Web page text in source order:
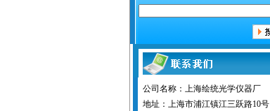
公司名称：上海绘统光学仪器厂
地址：上海市浦江镇江三跃路10号